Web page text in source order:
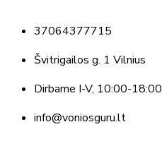
37064377715
Švitrigailos g. 1 Vilnius
Dirbame I-V, 10:00-18:00
info@voniosguru.lt